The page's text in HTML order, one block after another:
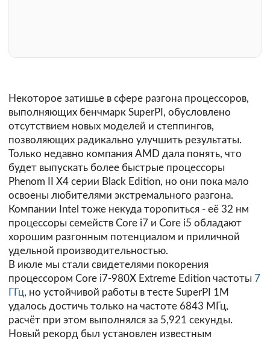
Некоторое затишье в сфере разгона процессоров,
выполняющих бенчмарк SuperPI, обусловлено
отсутствием новых моделей и степпингов,
позволяющих радикально улучшить результаты.
Только недавно компания AMD дала понять, что
будет выпускать более быстрые процессоры
Phenom II X4 серии Black Edition, но они пока мало
освоены любителями экстремального разгона.
Компании Intel тоже некуда торопиться - её 32 нм
процессоры семейств Core i7 и Core i5 обладают
хорошим разгонным потенциалом и приличной
удельной производительностью.
В июле мы стали свидетелями покорения
процессором Core i7-980X Extreme Edition частоты 7
ГГц, но устойчивой работы в тесте SuperPI 1M
удалось достичь только на частоте 6843 МГц,
расчёт при этом выполнялся за 5,921 секунды.
Новый рекорд был установлен известным